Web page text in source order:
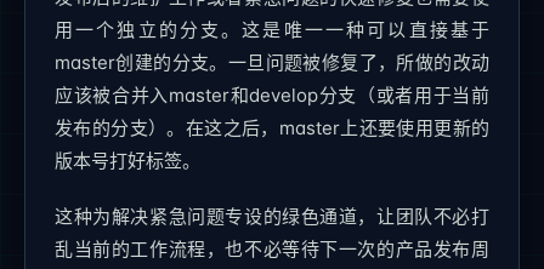
用一个独立的分支。这是唯一一种可以直接基于
master创建的分支。一旦问题被修复了，所做的改动
应该被合并入master和develop分支（或者用于当前
发布的分支）。在这之后，master上还要使用更新的
版本号打好标签。
这种为解决紧急问题专设的绿色通道，让团队不必打
乱当前的工作流程，也不必等待下一次的产品发布周